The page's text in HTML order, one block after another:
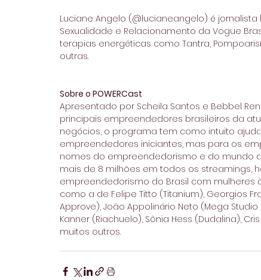
Luciane Angelo (@lucianeangelo) é
Sexualidade e Relacionamento da Vogue
terapias energéticas como Tantra,
outras.
Sobre o POWERCast
Apresentado por Scheila Santos e Bebbel
principais empreendedores brasileiros da
negócios, o programa tem como intuito
empreendedores iniciantes, mas para os
nomes do empreendedorismo e do mundo
mais de 8 milhões em todos os streamings,
empreendedorismo do Brasil com mulheres
como a de Felipe Titto (Titanium), Georgios
Approve), João Appolinário Neto (Mega
Kanner (Riachuelo), Sônia Hess (Dudalina),
muitos outros.